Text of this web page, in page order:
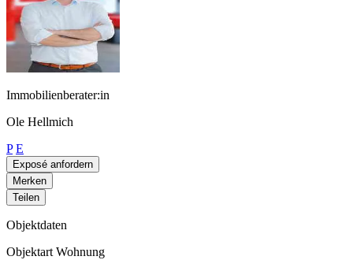
Immobilienberater:in
Ole Hellmich
P E
Exposé anfordern
Merken
Teilen
Objektdaten
Objektart Wohnung